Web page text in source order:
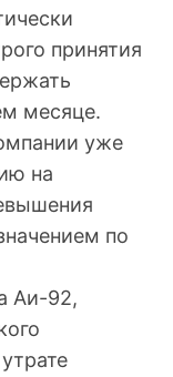
принятия
месяце.
уже
на
по
Аи-92,